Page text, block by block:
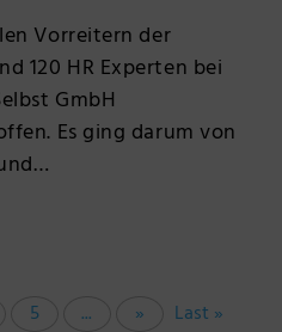
Vorreitern der
120 HR Experten bei
GmbH
Es ging darum von
5 ... » Last »